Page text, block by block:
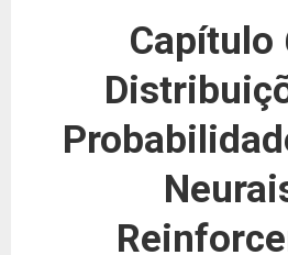
Capítulo